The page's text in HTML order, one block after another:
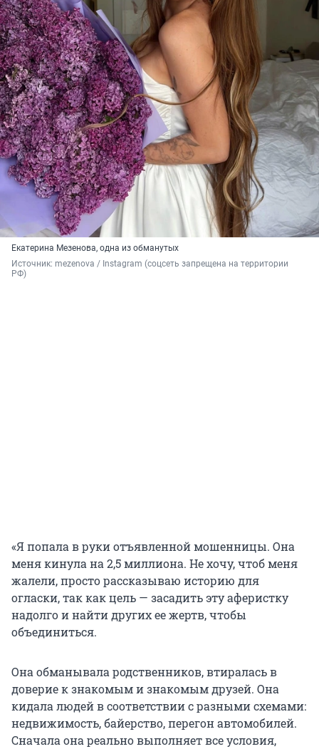
Екатерина Мезенова, одна из обманутых
Источник: mezenova / Instagram (соцсеть запрещена на территории
РФ)
«Я попала в руки отъявленной мошенницы. Она
меня кинула на 2,5 миллиона. Не хочу, чтоб меня
жалели, просто рассказываю историю для
огласки, так как цель — засадить эту аферистку
надолго и найти других ее жертв, чтобы
объединиться.
Она обманывала родственников, втиралась в
доверие к знакомым и знакомым друзей. Она
кидала людей в соответствии с разными схемами:
недвижимость, байерство, перегон автомобилей.
Сначала она реально выполняет все условия,